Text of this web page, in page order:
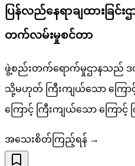
ပြန်လည်နေရာချထားခြင်
တက်လမ်းမှုစင်တာ
ဖွဲ့စည်းတက်ရောက်မှုဌာနသည် ဒဏ်ရ
သို့မဟုတ် ကြီးကျယ်သော ကြော
ကြောင့် ကြီးကျယ်သော ကြောင့်
အသေးစိတ်ကြည့်ရန် →